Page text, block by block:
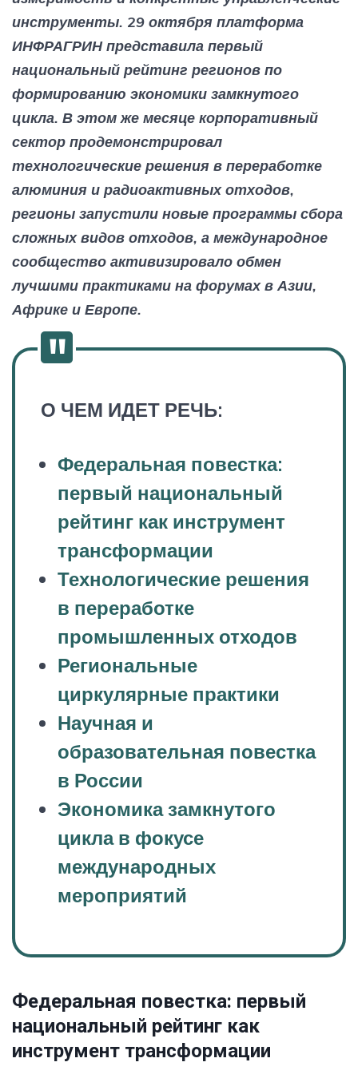
инструменты. 29 октября платформа
ИНФРАГРИН представила первый
национальный рейтинг регионов по
формированию экономики замкнутого
цикла. В этом же месяце корпоративный
сектор продемонстрировал
технологические решения в переработке
алюминия и радиоактивных отходов,
регионы запустили новые программы сбора
сложных видов отходов, а международное
сообщество активизировало обмен
лучшими практиками на форумах в Азии,
Африке и Европе.
О ЧЕМ ИДЕТ РЕЧЬ:
Федеральная повестка:
первый национальный
рейтинг как инструмент
трансформации
Технологические решения
в переработке
промышленных отходов
Региональные
циркулярные практики
Научная и
образовательная повестка
в России
Экономика замкнутого
цикла в фокусе
международных
мероприятий
Федеральная повестка: первый
национальный рейтинг как
инструмент трансформации